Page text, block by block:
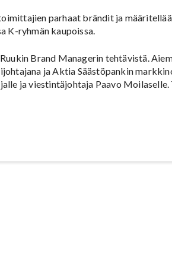
parhaat brändit ja
K-ryhmän kaupoissa.
Brand Managerin tehtävistä.
ja Aktia Säästöpankin
ja viestintäjohtaja Paavo Moilaselle.